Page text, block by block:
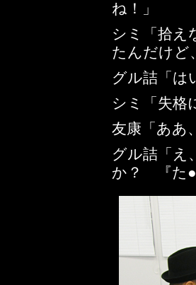
ね！」
シミ「拾え
たんだけど
グル詰「は
シミ「失格
友康「ああ
グル詰「え
か？ 『た